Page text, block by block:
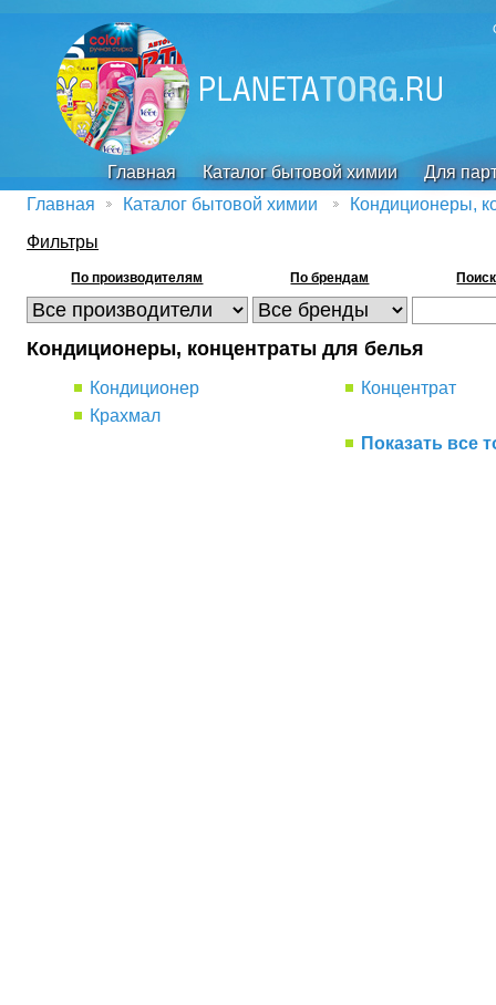
Главная Каталог бытовой химии
Для
Главная
Каталог бытовой химии
Кондиционеры,
Фильтры
По производителям По брендам
Кондиционеры, концентраты для белья
Кондиционер
Концентрат
Крахмал
Показать все